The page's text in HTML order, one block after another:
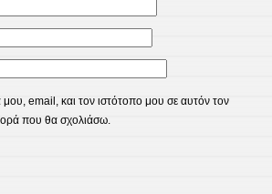
email, και τον ιστότοπο μου σε αυτόν τον
που θα σχολιάσω.